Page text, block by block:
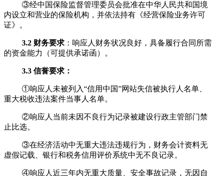
③经中国保险监督管理委员会批准在中华人民共和国境
内设立和营业的保险机构，并依法持有《经营保险业务许可
证》。
3.2 财务要求 ：响应人财务状况良好，具备履行合同所需
的资金能力（可提供承诺函）。
3.3 信誉要求：
①响应 人未被列入“信用中国”网站失信被执行人名单、
重大税收违法案件当事人名单。
②响应人当前未因不良行为记录被建设行政主管部门禁
止比选。
③在经济活动中无重大违法违规行为，财务会计资料无
虚假记载、银行和税务信用评价系统中无不良记录。
④响应人近三年内无重大质量、安全事故记录，无因自